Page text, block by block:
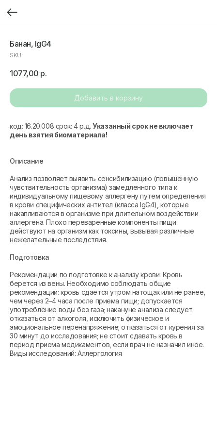
Банан, IgG4
SKU:
1077,00 р.
Добавить в корзину
код: 16.20.008 срок: 4 р.д.Указанный срок не включает
день взятия биоматериала!
Описание
Анализ позволяет выявить сенсибилизацию (повышенную
чувствительность организма) замедленного типа к
индивидуальному пищевому аллергену путем определения
в крови специфических антител (класса IgG4), которые
накапливаются в организме при длительном воздействии
аллергена. Плохо переваренные компоненты пищи
действуют на организм как токсины, вызывая различные
нежелательные последствия.
Подготовка
Рекомендации по подготовке к анализу крови: Кровь
берется из вены. Необходимо соблюдать общие
рекомендации: кровь сдается утром натощак или не ранее,
чем через 2–4 часа после приема пищи; допускается
употребление воды без газа; накануне анализа следует
отказаться от алкоголя, исключить физическое и
эмоциональное перенапряжение; отказаться от курения за
30 минут до исследования; не стоит сдавать кровь в
период приема медикаментов, если врач не назначил иное.
Виды исследований: Аллергология